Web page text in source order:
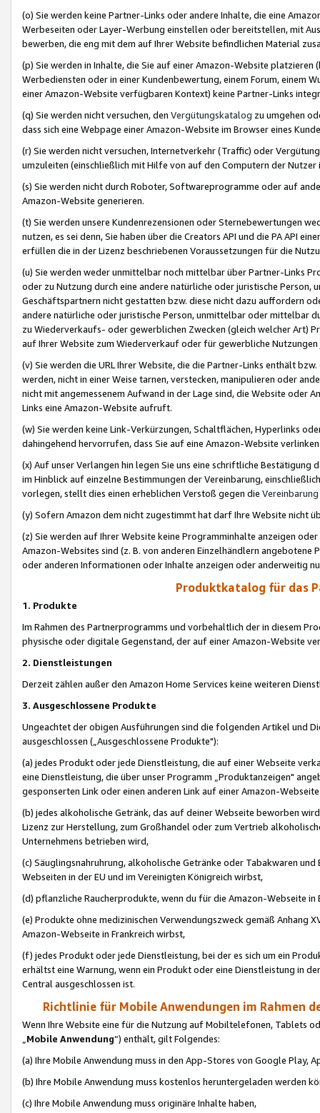
(o) Sie werden keine Partner-Links oder andere Inhalte, die eine
Werbeseiten oder Layer-Werbung einstellen oder bereitstellen, mit
bewerben, die eng mit dem auf Ihrer Website befindlichen Material
(p) Sie werden in Inhalte, die Sie auf einer Amazon-Website
Werbediensten oder in einer Kundenbewertung, einem Forum, einem
einer Amazon-Website verfügbaren Kontext) keine Partner-Links
(q) Sie werden nicht versuchen, den Vergütungskatalog zu umgehen
dass sich eine Webpage einer Amazon-Website im Browser eines
(r) Sie werden nicht versuchen, Internetverkehr (Traffic) oder
umzuleiten (einschließlich mit Hilfe von auf den Computern der
(s) Sie werden nicht durch Roboter, Softwareprogramme oder auf
Amazon-Website generieren.
(t) Sie werden unsere Kundenrezensionen oder Sternebewertungen
nutzen, es sei denn, Sie haben über die Creators API und die PA API
erfüllen die in der Lizenz beschriebenen Voraussetzungen für die
(u) Sie werden weder unmittelbar noch mittelbar über Partner-Links
oder zu Nutzung durch eine andere natürliche oder juristische
Geschäftspartnern nicht gestatten bzw. diese nicht dazu auffordern
andere natürliche oder juristische Person, unmittelbar oder mittelbar
zu Wiederverkaufs- oder gewerblichen Zwecken (gleich welcher Art)
auf Ihrer Website zum Wiederverkauf oder für gewerbliche
(v) Sie werden die URL Ihrer Website, die die Partner-Links enthält
werden, nicht in einer Weise tarnen, verstecken, manipulieren oder
nicht mit angemessenem Aufwand in der Lage sind, die Website oder
Links eine Amazon-Website aufruft.
(w) Sie werden keine Link-Verkürzungen, Schaltflächen, Hyperlinks
dahingehend hervorrufen, dass Sie auf eine Amazon-Website
(x) Auf unser Verlangen hin legen Sie uns eine schriftliche
im Hinblick auf einzelne Bestimmungen der Vereinbarung,
vorlegen, stellt dies einen erheblichen Verstoß gegen die Vereinbarung
(y) Sofern Amazon dem nicht zugestimmt hat darf Ihre Website nicht
(z) Sie werden auf Ihrer Website keine Programminhalte anzeigen
Amazon-Websites sind (z. B. von anderen Einzelhändlern
oder anderen Informationen oder Inhalte anzeigen oder anderweitig
Produktkatalog für das
1. Produkte
Im Rahmen des Partnerprogramms und vorbehaltlich der in diesem
physische oder digitale Gegenstand, der auf einer Amazon-Website
2. Dienstleistungen
Derzeit zählen außer den Amazon Home Services keine weiteren
3. Ausgeschlossene Produkte
Ungeachtet der obigen Ausführungen sind die folgenden Artikel und
ausgeschlossen („Ausgeschlossene Produkte"):
(a) jedes Produkt oder jede Dienstleistung, die auf einer Webseite
eine Dienstleistung, die über unser Programm „Produktanzeigen"
gesponserten Link oder einen anderen Link auf einer Amazon-
(b) jedes alkoholische Getränk, das auf deiner Webseite beworben
Lizenz zur Herstellung, zum Großhandel oder zum Vertrieb
Unternehmens betrieben wird,
(c) Säuglingsnahruhrung, alkoholische Getränke oder Tabakwaren
Webseiten in der EU und im Vereinigten Königreich wirbst,
(d) pflanzliche Raucherprodukte, wenn du für die Amazon-Webseite in
(e) Produkte ohne medizinischen Verwendungszweck gemäß Anhang
Amazon-Webseite in Frankreich wirbst,
(f) jedes Produkt oder jede Dienstleistung, bei der es sich um ein
erhältst eine Warnung, wenn ein Produkt oder eine Dienstleistung in
Central ausgeschlossen ist.
Richtlinie für Mobile Anwendungen im Rahmen
Wenn Ihre Website eine für die Nutzung auf Mobiltelefonen, Tablets
„Mobile Anwendung“) enthält, gilt Folgendes:
(a) Ihre Mobile Anwendung muss in den App-Stores von Google Play,
(b) Ihre Mobile Anwendung muss kostenlos heruntergeladen werden
(c) Ihre Mobile Anwendung muss originäre Inhalte haben,